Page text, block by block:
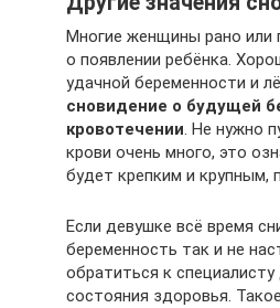
Многие женщины рано или
о появлении ребёнка.
удачной беременности и
сновидение о будущей
кровотечении. Не нужно
крови очень много, это
будет крепким и крупным,
Если девушке всё время
беременность так и не
обратиться к специалисту
состояния здоровья.